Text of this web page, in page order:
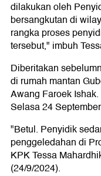
dilakukan oleh
bersangkutan di
rangka proses
tersebut," imbuh
Diberitakan
di rumah mantan
Awang Faroek
Selasa 24
"Betul. Penyidik
penggeledahan di
KPK Tessa
(24/9/2024).